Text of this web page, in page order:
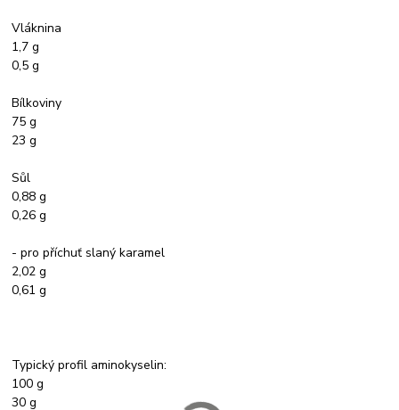
Vláknina
1,7 g
0,5 g
Bílkoviny
75 g
23 g
Sůl
0,88 g
0,26 g
- pro příchuť slaný karamel
2,02 g
0,61 g
Typický profil aminokyselin:
100 g
30 g